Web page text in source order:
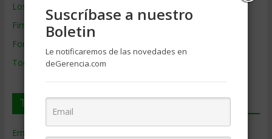
Los mejores MBA
Firmas de Gerencia
Formación de Gerencia
Todos los Temas
Temas de Gerencia
Empresas de Gerencia
Suscríbase a nuestro
Boletin
Le notificaremos de las novedades en
deGerencia.com